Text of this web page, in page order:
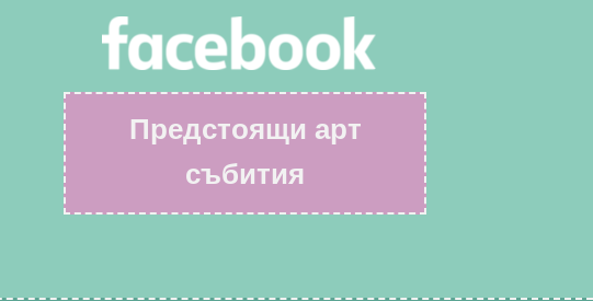
Предстоящи арт
събития